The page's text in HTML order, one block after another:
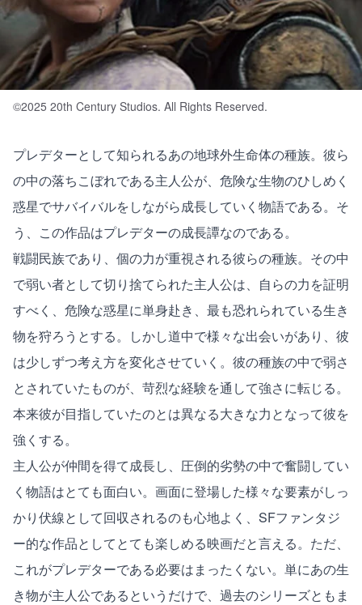
©2025 20th Century Studios. All Rights Reserved.
プレデターとして知られるあの地球外生命体の種族。彼ら
の中の落ちこぼれである主人公が、危険な生物のひしめく
惑星でサバイバルをしながら成長していく物語である。そ
う、この作品はプレデターの成長譚なのである。
戦闘民族であり、個の力が重視される彼らの種族。その中
で弱い者として切り捨てられた主人公は、自らの力を証明
すべく、危険な惑星に単身赴き、最も恐れられている生き
物を狩ろうとする。しかし道中で様々な出会いがあり、彼
は少しずつ考え方を変化させていく。彼の種族の中で弱さ
とされていたものが、苛烈な経験を通して強さに転じる。
本来彼が目指していたのとは異なる大きな力となって彼を
強くする。
主人公が仲間を得て成長し、圧倒的劣勢の中で奮闘してい
く物語はとても面白い。画面に登場した様々な要素がしっ
かり伏線として回収されるのも心地よく、SFファンタジ
ー的な作品としてとても楽しめる映画だと言える。ただ、
これがプレデターである必要はまったくない。単にあの生
き物が主人公であるというだけで、過去のシリーズともま